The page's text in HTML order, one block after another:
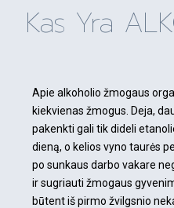
Kas Yra
Apie alkoholio žmogaus
kiekvienas žmogus. Deja,
pakenkti gali tik dideli
dieną, o kelios vyno taurės
po sunkaus darbo vakare
ir sugriauti žmogaus
būtent iš pirmo žvilgsnio